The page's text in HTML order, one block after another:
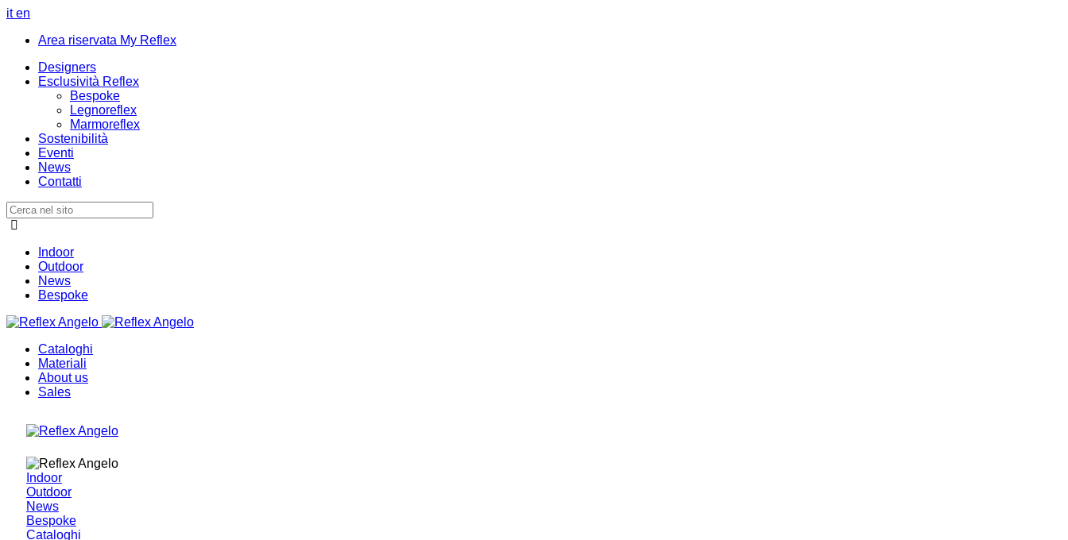
it en
Area riservata My Reflex
Designers
Esclusività Reflex
Bespoke
Legnoreflex
Marmoreflex
Sostenibilità
Eventi
News
Contatti
Indoor
Outdoor
News
Bespoke
Cataloghi
Materiali
About us
Sales
Indoor
Outdoor
News
Bespoke
Cataloghi